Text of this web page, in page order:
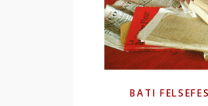
BATI